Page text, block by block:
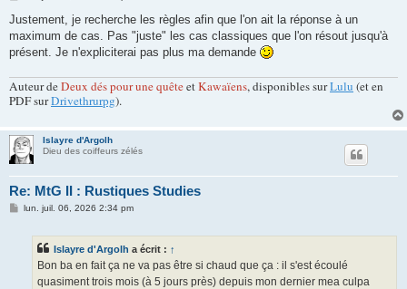
s
a
g
Justement, je recherche les règles afin que l'on ait la réponse à un
maximum de cas. Pas "juste" les cas classiques que l'on résout jusqu'à
présent. Je n'expliciterai pas plus ma demande
Auteur deDeux dés pour une quêteetKawaïens, disponibles surLulu (et en
PDF surDrivethrurpg).
Islayre d'Argolh
Dieu des coiffeurs zélés
Re: MtG II : Rustiques Studies
Mlun. juil. 06, 2026 2:34 pm
Islayre d'Argolh a écrit : ↑
Bon ba en fait ça ne va pas être si chaud que ça : il s'est écoulé
quasiment trois mois (à 5 jours près) depuis mon dernier mea culpa